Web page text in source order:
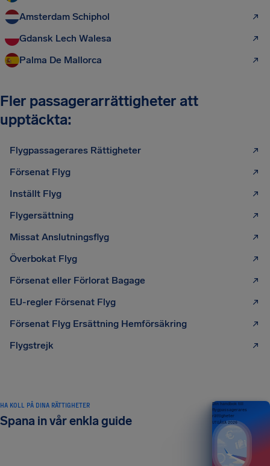
Amsterdam Schiphol
Gdansk Lech Walesa
Palma De Mallorca
Fler passagerarrättigheter att
upptäckta:
Flygpassagerares Rättigheter
Försenat Flyg
Inställt Flyg
Flygersättning
Missat Anslutningsflyg
Överbokat Flyg
Försenat eller Förlorat Bagage
EU-regler Försenat Flyg
Försenat Flyg Ersättning Hemförsäkring
Flygstrejk
HA KOLL PÅ DINA RÄTTIGHETER
Spana in vår enkla guide
Din handbok till
flygpassagerares
rättigheter
UTGÅVA 2026